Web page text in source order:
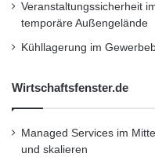
Veranstaltungssicherheit
temporäre Außengelände
Kühllagerung im
Wirtschaftsfenster.de
Managed Services im
und skalieren